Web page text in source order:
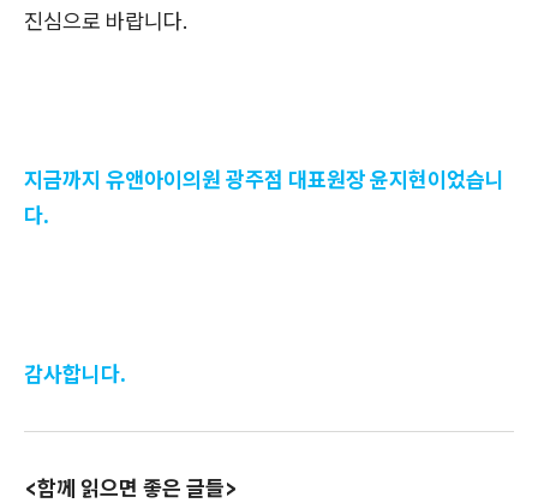
진심으로 바랍니다.
지금까지 유앤아이의원 광주점 대표원장 윤지현이었습니
다.
감사합니다.
<함께 읽으면 좋은 글들>